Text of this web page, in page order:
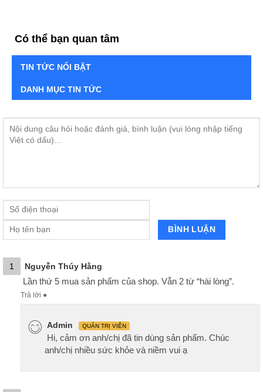
Có thể bạn quan tâm
TIN TỨC NỔI BẬT
DANH MỤC TIN TỨC
1 Nguyễn Thúy Hằng
Lần thứ 5 mua sản phẩm của shop. Vẫn 2 từ “hài lòng”.
Trả lời ●
Admin QUẢN TRỊ VIÊN
Hi, cảm ơn anh/chị đã tin dùng sản phẩm. Chúc
anh/chị nhiều sức khỏe và niềm vui ạ